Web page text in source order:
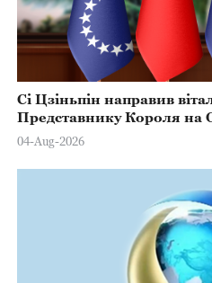
Сі Цзіньпін направив
Представнику Короля на
Марстерсу з нагоди Дня
04-Aug-2026